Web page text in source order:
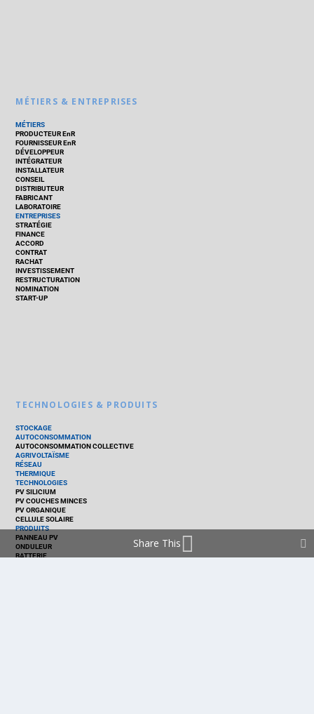
MÉTIERS & ENTREPRISES
MÉTIERS
PRODUCTEUR EnR
FOURNISSEUR EnR
DÉVELOPPEUR
INTÉGRATEUR
INSTALLATEUR
CONSEIL
DISTRIBUTEUR
FABRICANT
LABORATOIRE
ENTREPRISES
STRATÉGIE
FINANCE
ACCORD
CONTRAT
RACHAT
INVESTISSEMENT
RESTRUCTURATION
NOMINATION
START-UP
TECHNOLOGIES & PRODUITS
STOCKAGE
AUTOCONSOMMATION
AUTOCONSOMMATION COLLECTIVE
AGRIVOLTAÏSME
RÉSEAU
THERMIQUE
TECHNOLOGIES
PV SILICIUM
PV COUCHES MINCES
PV ORGANIQUE
CELLULE SOLAIRE
PRODUITS
PANNEAU PV
ONDULEUR
BATTERIE
Share This